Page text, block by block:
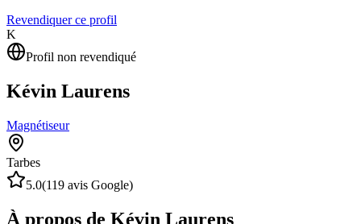
Revendiquer ce profil
K
Profil non revendiqué
Kévin Laurens
Magnétiseur
Tarbes
5.0(119 avis Google)
À propos de Kévin Laurens